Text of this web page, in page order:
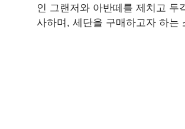
인 그랜저와 아반떼를 제치고 두
사하며, 세단을 구매하고자 하는